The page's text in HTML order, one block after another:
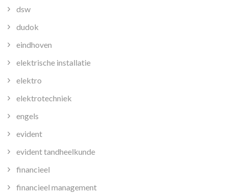
dsw
dudok
eindhoven
elektrische installatie
elektro
elektrotechniek
engels
evident
evident tandheelkunde
financieel
financieel management